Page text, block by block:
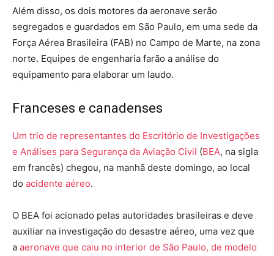
Além disso, os dois motores da aeronave serão
segregados e guardados em São Paulo, em uma sede da
Força Aérea Brasileira (FAB) no Campo de Marte, na zona
norte. Equipes de engenharia farão a análise do
equipamento para elaborar um laudo.
Franceses e canadenses
Um trio de representantes do Escritório de Investigações
e Análises para Segurança da Aviação Civil (BEA, na sigla
em francês) chegou, na manhã deste domingo, ao local
do acidente aéreo.
O BEA foi acionado pelas autoridades brasileiras e deve
auxiliar na investigação do desastre aéreo, uma vez que
a aeronave que caiu no interior de São Paulo, de modelo